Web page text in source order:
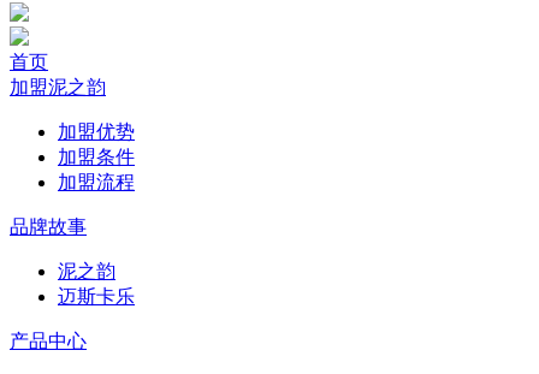
首页
加盟泥之韵
加盟优势
加盟条件
加盟流程
品牌故事
泥之韵
迈斯卡乐
产品中心